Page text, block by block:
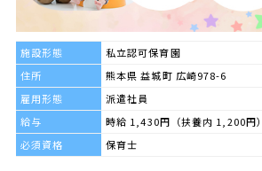
施設形態
私立認可保育園
住所
熊本県 益城町 広崎978-6
雇用形態
派遣社員
給与
時給 1,430円（扶養内 1,200円）
必須資格
保育士